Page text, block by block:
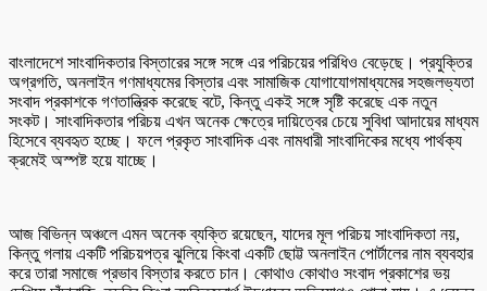
বাংলাদেশে সাংবাদিকতার বিস্তারের সঙ্গে সঙ্গে এর পরিচয়ের পরিধিও বেড়েছে। প্রযুক্তির
অগ্রগতি, অনলাইন গণমাধ্যমের বিস্তার এবং সামাজিক যোগাযোগমাধ্যমের সহজলভ্যতা
সংবাদ প্রকাশকে গণতান্ত্রিক করেছে বটে, কিন্তু একই সঙ্গে সৃষ্টি করেছে এক নতুন
সংকট। সাংবাদিকতার পরিচয় এখন অনেক ক্ষেত্রে দায়িত্বের চেয়ে সুবিধা আদায়ের মাধ্যম
হিসেবে ব্যবহৃত হচ্ছে। ফলে প্রকৃত সাংবাদিক এবং নামধারী সাংবাদিকের মধ্যে পার্থক্য
ক্রমেই অস্পষ্ট হয়ে যাচ্ছে।
আজ বিভিন্ন অঞ্চলে এমন অনেক ব্যক্তি রয়েছেন, যাদের মূল পরিচয় সাংবাদিকতা নয়,
কিন্তু গলায় একটি পরিচয়পত্র ঝুলিয়ে কিংবা একটি ছোট্ট অনলাইন পোর্টালের নাম ব্যবহার
করে তারা সমাজে প্রভাব বিস্তার করতে চান। কোথাও কোথাও সংবাদ প্রকাশের ভয়